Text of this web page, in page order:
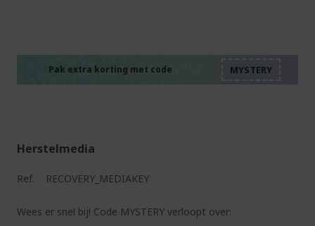
Pak extra korting met code
Herstelmedia
Ref. RECOVERY_MEDIAKEY
Wees er snel bij! Code MYSTERY verloopt over: